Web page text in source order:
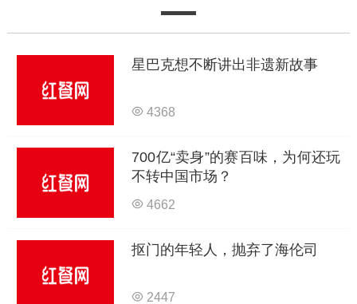
星巴克想不断讲出非遗新故事
4368
700亿“卖身”的赛百味，为何还玩
不转中国市场？
4662
抠门的年轻人，抛弃了海伦司
2447